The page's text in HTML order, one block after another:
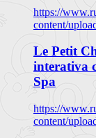
https://
content/
Le Petit
interativa
Spa
https://
content/